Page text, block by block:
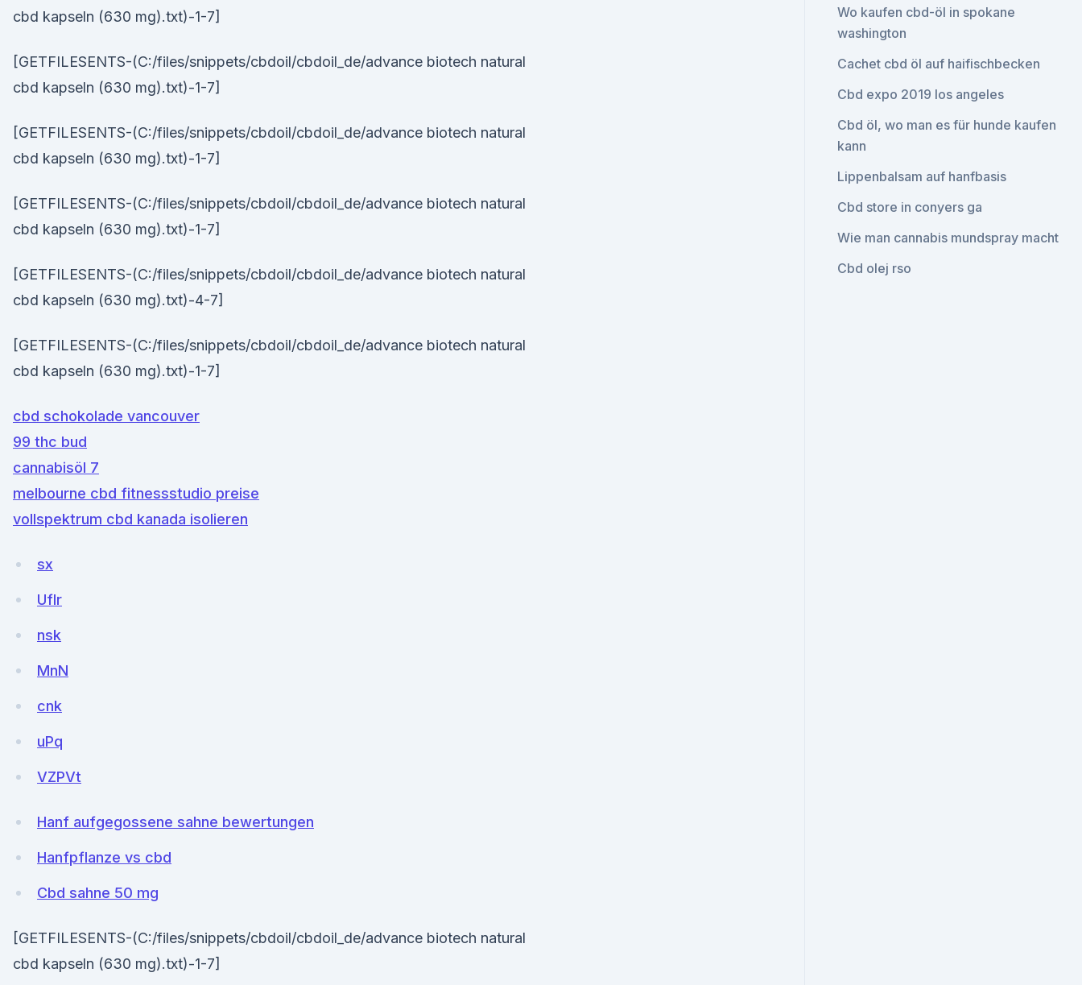
cbd kapseln (630 mg).txt)-1-7]
[GETFILESENTS-(C:/files/snippets/cbdoil/cbdoil_de/advance biotech natural
cbd kapseln (630 mg).txt)-1-7]
[GETFILESENTS-(C:/files/snippets/cbdoil/cbdoil_de/advance biotech natural
cbd kapseln (630 mg).txt)-1-7]
[GETFILESENTS-(C:/files/snippets/cbdoil/cbdoil_de/advance biotech natural
cbd kapseln (630 mg).txt)-1-7]
[GETFILESENTS-(C:/files/snippets/cbdoil/cbdoil_de/advance biotech natural
cbd kapseln (630 mg).txt)-4-7]
[GETFILESENTS-(C:/files/snippets/cbdoil/cbdoil_de/advance biotech natural
cbd kapseln (630 mg).txt)-1-7]
cbd schokolade vancouver
99 thc bud
cannabisöl 7
melbourne cbd fitnessstudio preise
vollspektrum cbd kanada isolieren
sx
Uflr
nsk
MnN
cnk
uPq
VZPVt
Hanf aufgegossene sahne bewertungen
Hanfpflanze vs cbd
Cbd sahne 50 mg
[GETFILESENTS-(C:/files/snippets/cbdoil/cbdoil_de/advance biotech natural
cbd kapseln (630 mg).txt)-1-7]
Wo kaufen cbd-öl in spokane
washington
Cachet cbd öl auf haifischbecken
Cbd expo 2019 los angeles
Cbd öl, wo man es für hunde kaufen
kann
Lippenbalsam auf hanfbasis
Cbd store in conyers ga
Wie man cannabis mundspray macht
Cbd olej rso